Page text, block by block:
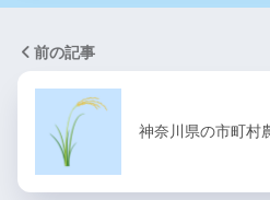
前の記事
神奈川県の市町村